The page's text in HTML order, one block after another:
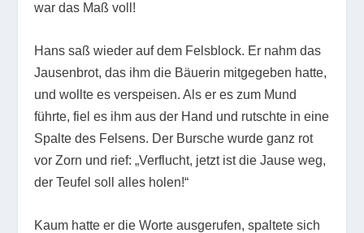
war das Maß voll!
Hans saß wieder auf dem Felsblock. Er nahm das
Jausenbrot, das ihm die Bäuerin mitgegeben hatte,
und wollte es verspeisen. Als er es zum Mund
führte, fiel es ihm aus der Hand und rutschte in eine
Spalte des Felsens. Der Bursche wurde ganz rot
vor Zorn und rief: „Verflucht, jetzt ist die Jause weg,
der Teufel soll alles holen!“
Kaum hatte er die Worte ausgerufen, spaltete sich